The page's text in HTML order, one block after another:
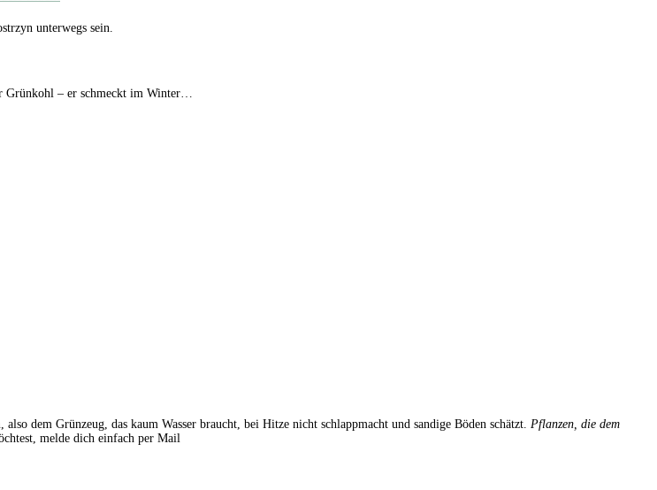
unterwegs sein.
Grünkohl – er schmeckt im Winter…
, also dem Grünzeug, das kaum Wasser braucht, bei Hitze nicht schlappmacht und sandige Böden schätzt. Pflanzen, die dem
melde dich einfach per Mail